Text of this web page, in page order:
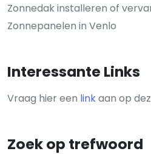
Zonnedak installeren of
Zonnepanelen in Venlo
Interessante Links
Vraag hier een linkaan op
Zoek op trefwoord